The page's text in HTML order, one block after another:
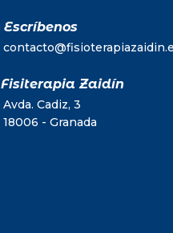
Escríbenos
Fisiterapia Zaidín
Avda. Cadiz, 3
18006 - Granada